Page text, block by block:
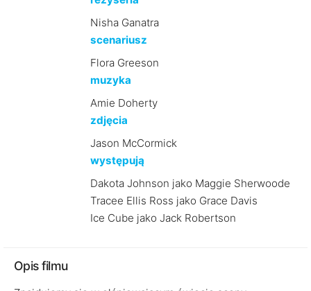
Nisha Ganatra
scenariusz
Flora Greeson
muzyka
Amie Doherty
zdjęcia
Jason McCormick
występują
Dakota Johnson jako Maggie Sherwoode
Tracee Ellis Ross jako Grace Davis
Ice Cube jako Jack Robertson
Opis filmu